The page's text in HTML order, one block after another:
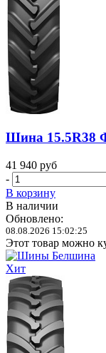
Шина 15.5R38
41 940 руб
-
В корзину
В наличии
Обновлено:
08.08.2026 15:02:25
Этот товар можно
Хит